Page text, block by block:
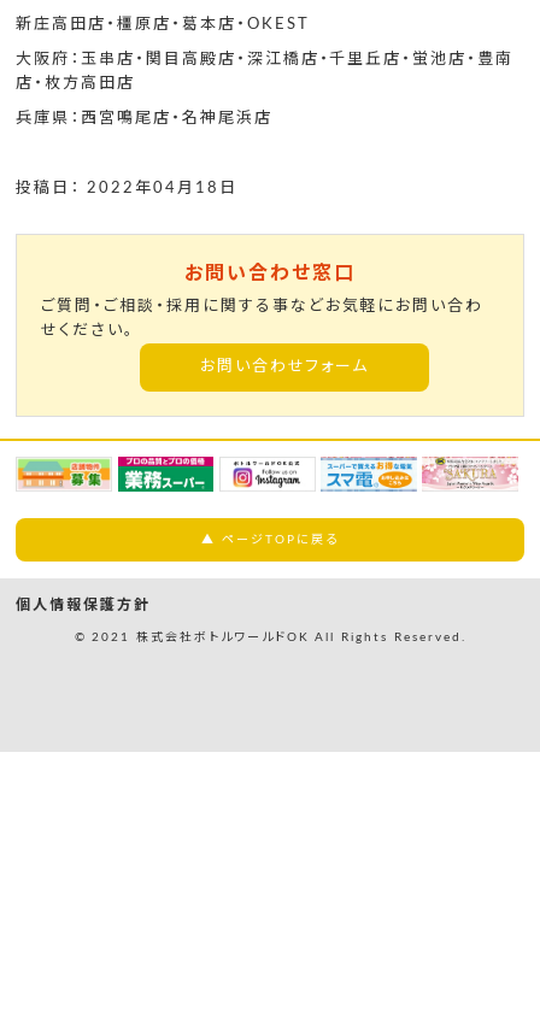
新庄高田店・橿原店・葛本店・OKEST
大阪府：玉串店・関目高殿店・深江橋店・千里丘店・蛍池店・豊南
店・枚方高田店
兵庫県：西宮鳴尾店・名神尾浜店
投稿日： 2022年04月18日
お問い合わせ窓口
ご質問・ご相談・採用に関する事などお気軽にお問い合わ
せください。
お問い合わせフォーム
▲ ページTOPに戻る
個人情報保護方針
© 2021 株式会社ボトルワールドOK All Rights Reserved.